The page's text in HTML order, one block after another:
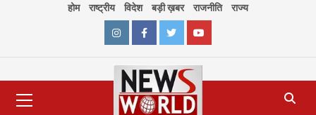
होम राष्ट्रीय विदेश बड़ी ख़बर राजनीति राज्य
InstagramFacebookTwitterYoutube
Menu